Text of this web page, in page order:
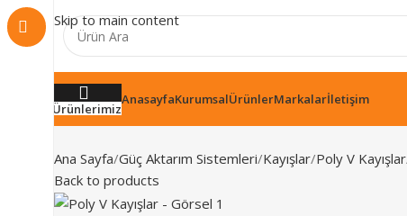
Skip to main content
Ürünlerimiz
AnasayfaKurumsalÜrünlerMarkalarİletişim
Ana Sayfa Güç Aktarım Sistemleri Kayışlar Poly V Kayışlar
Back to products